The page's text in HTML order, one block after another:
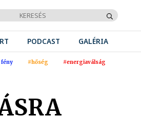
PODCAST GALÉRIA
#hőség #energiaválság